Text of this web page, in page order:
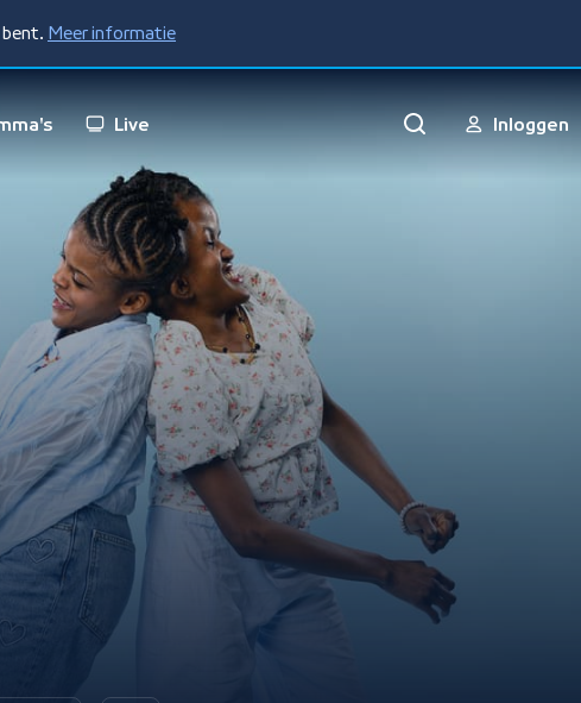
bent. Meer informatie
Live Inloggen